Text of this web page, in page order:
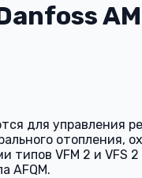
для управления
VFM 2 и VFS
AFQM.